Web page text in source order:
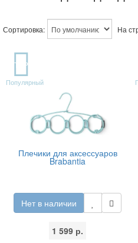
Сортировка: На
TOP
Популярный
Плечики для аксессуаров
Brabantia
Нет в наличии
1 599 р.